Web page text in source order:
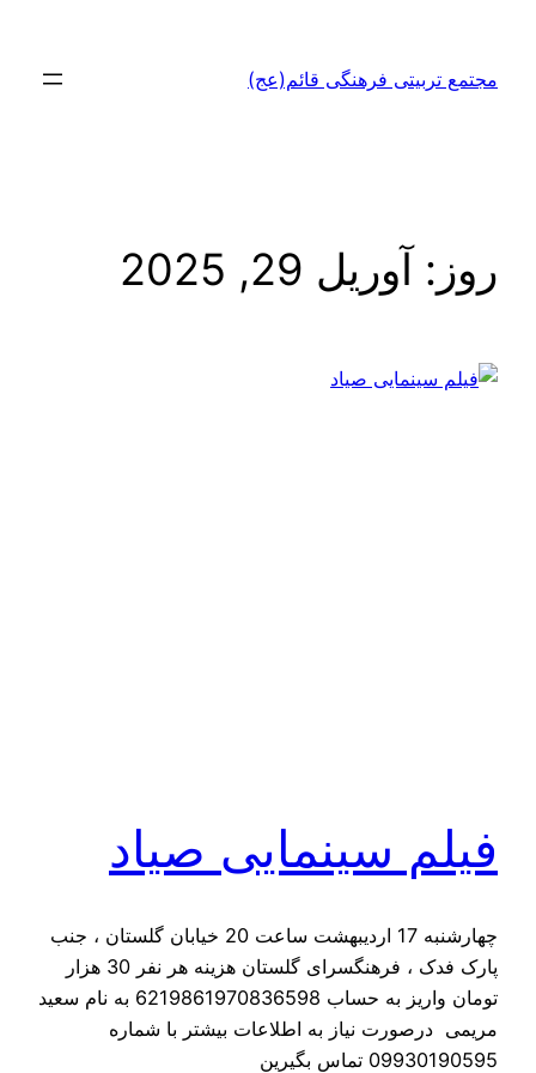
محتوامجتمع تربیتی فرهنگی قائم(عج)
روز: آوریل 29, 2025
فیلم سینمایی صیاد
چهارشنبه 17 اردیبهشت ساعت 20 خیابان گلستان ، جنب
پارک فدک ، فرهنگسرای گلستان هزینه هر نفر 30 هزار
تومان واریز به حساب 6219861970836598 به نام سعید
مریمی درصورت نیاز به اطلاعات بیشتر با شماره
09930190595 تماس بگیرین